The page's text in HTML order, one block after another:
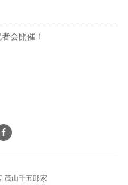
会開催！
茂山千五郎家